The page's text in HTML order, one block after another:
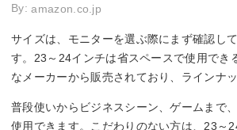
By:amazon.co.jp
サイズは、モニターを選ぶ際にまず確認し
す。23～24インチは省スペースで使用でき
なメーカーから販売されており、ラインナ
普段使いからビジネスシーン、ゲームまで
使用できます。こだわりのない方は、23～